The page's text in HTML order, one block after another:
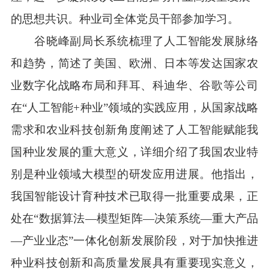
的思想共识。种业司全体党员干部参加学习。
谷晓峰副局长系统梳理了人工智能发展脉络
和趋势，简述了美国、欧洲、日本等发达国家农
业数字化战略布局和拜耳、科迪华、谷歌等公司
在“人工智能+种业”领域的实践应用，从国家战略
需求和农业科技创新角度阐述了人工智能赋能我
国种业发展的重大意义，详细介绍了我国农业特
别是种业领域大模型的研发应用进展。他指出，
我国智能设计育种技术已取得一批重要成果，正
处在“数据算法—模型矩阵—决策系统—重大产品
—产业业态”一体化创新发展阶段，对于加快推进
种业科技创新和高质量发展具有重要现实意义，